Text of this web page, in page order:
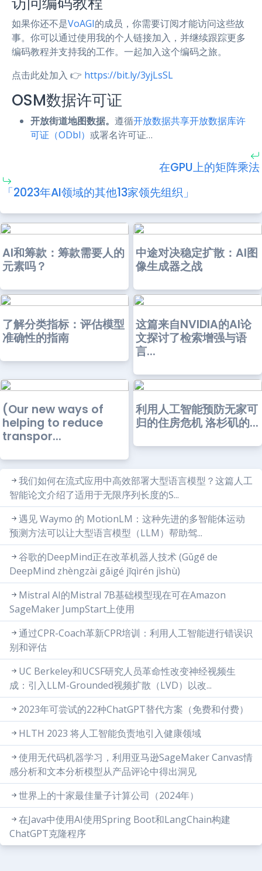
如果你还不是VoAGI的成员，你需要订阅才能访问这些故
事。你可以通过使用我的个人链接加入，并继续跟踪更多
编码教程并支持我的工作。一起加入这个编码之旅。
点击此处加入 👉 https://bit.ly/3yjLsSL
OSM数据许可证
开放街道地图数据。 遵循开放数据共享开放数据库许
可证（ODbl） 或署名许可证…
在GPU上的矩阵乘法
「2023年AI领域的其他13家领先组织」
AI和筹款：筹款需要人的
元素吗？
中途对决稳定扩散：AI图
像生成器之战
了解分类指标：评估模型
准确性的指南
这篇来自NVIDIA的AI论
文探讨了检索增强与语
言...
(Our new ways of
helping to reduce
transpor...
利用人工智能预防无家可
归的住房危机 洛杉矶的...
我们如何在流式应用中高效部署大型语言模型？这篇人工
智能论文介绍了适用于无限序列长度的S...
遇见 Waymo 的 MotionLM：这种先进的多智能体运动
预测方法可以让大型语言模型（LLM）帮助驾...
谷歌的DeepMind正在改革机器人技术 (Gǔgē de
DeepMind zhèngzài gǎigé jīqìrén jìshù)
Mistral AI的Mistral 7B基础模型现在可在Amazon
SageMaker JumpStart上使用
通过CPR-Coach革新CPR培训：利用人工智能进行错误识
别和评估
UC Berkeley和UCSF研究人员革命性改变神经视频生
成：引入LLM-Grounded视频扩散（LVD）以改...
2023年可尝试的22种ChatGPT替代方案（免费和付费）
HLTH 2023 将人工智能负责地引入健康领域
使用无代码机器学习，利用亚马逊SageMaker Canvas情
感分析和文本分析模型从产品评论中得出洞见
世界上的十家最佳量子计算公司（2024年）
在Java中使用AI使用Spring Boot和LangChain构建
ChatGPT克隆程序